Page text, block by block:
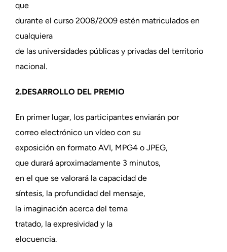
que
durante el curso 2008/2009 estén matriculados en
cualquiera
de las universidades públicas y privadas del territorio
nacional.
2.DESARROLLO DEL PREMIO
En primer lugar, los participantes enviarán por
correo electrónico un vídeo con su
exposición en formato AVI, MPG4 o JPEG,
que durará aproximadamente 3 minutos,
en el que se valorará la capacidad de
síntesis, la profundidad del mensaje,
la imaginación acerca del tema
tratado, la expresividad y la
elocuencia.